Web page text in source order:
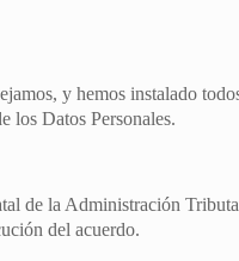
y hemos instalado
los Datos Personales.
de la Administración
del acuerdo.